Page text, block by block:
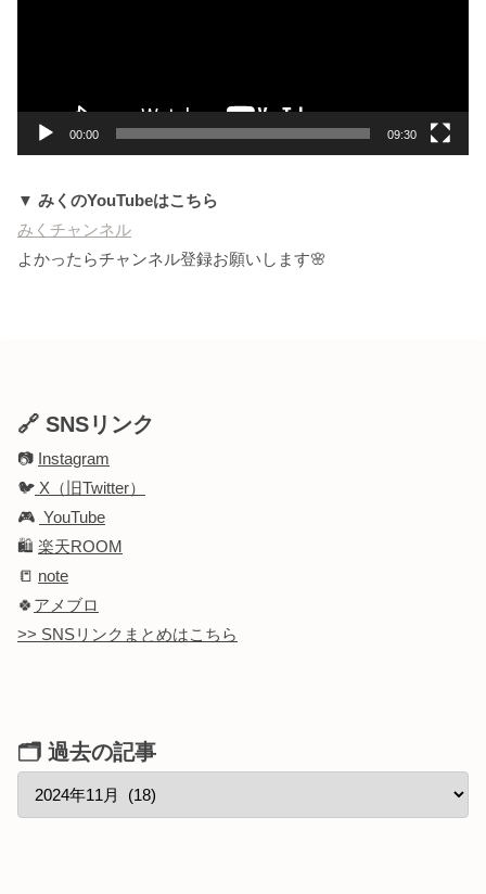
00:00 09:30
▼ みくのYouTubeはこちら
みくチャンネル
よかったらチャンネル登録お願いします🌸
🔗 SNSリンク
📷 Instagram
🐦 X（旧Twitter）
🎮 YouTube
🛍️ 楽天ROOM
📒 note
🍀アメブロ
>> SNSリンクまとめはこちら
🗂 過去の記事